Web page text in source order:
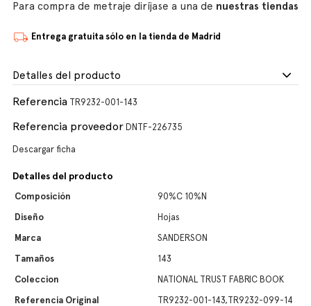
Para compra de metraje diríjase a una de nuestras tiendas
Entrega gratuita sólo en la tienda de Madrid
Detalles del producto
Referencia TR9232-001-143
Referencia proveedor DNTF-226735
Descargar ficha
Detalles del producto
Composición
90%C 10%N
Diseño
Hojas
Marca
SANDERSON
Tamaños
143
Coleccion
NATIONAL TRUST FABRIC BOOK
Referencia Original
TR9232-001-143,TR9232-099-14